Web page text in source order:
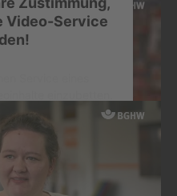
Video-Service
Daten zu Ihren
Bitte lesen Sie die
dieses Video
für die